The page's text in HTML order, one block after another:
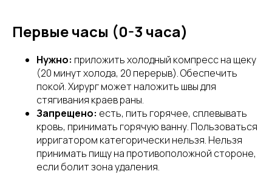
Первые часы (0-3 часа)
Нужно: приложить холодный компресс на щеку
(20 минут холода, 20 перерыв). Обеспечить
покой. Хирург может наложить швы для
стягивания краев раны.
Запрещено: есть, пить горячее, сплевывать
кровь, принимать горячую ванну. Пользоваться
ирригатором категорически нельзя. Нельзя
принимать пищу на противоположной стороне,
если болит зона удаления.